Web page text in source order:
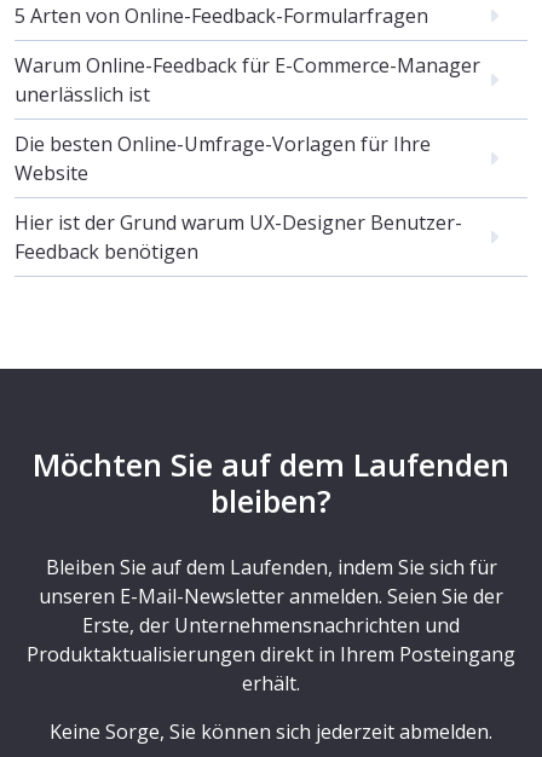
5 Arten von Online-Feedback-Formularfragen
Warum Online-Feedback für E-Commerce-Manager
unerlässlich ist
Die besten Online-Umfrage-Vorlagen für Ihre
Website
Hier ist der Grund warum UX-Designer Benutzer-
Feedback benötigen
Möchten Sie auf dem Laufenden
bleiben?
Bleiben Sie auf dem Laufenden, indem Sie sich für
unseren E-Mail-Newsletter anmelden. Seien Sie der
Erste, der Unternehmensnachrichten und
Produktaktualisierungen direkt in Ihrem Posteingang
erhält.
Keine Sorge, Sie können sich jederzeit abmelden.